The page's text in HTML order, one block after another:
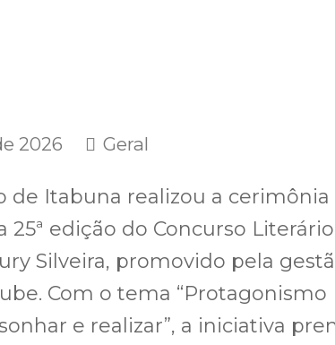
2026 Geral
de Itabuna realizou a cerimônia
25ª edição do Concurso Literário
Silveira, promovido pela
Com o tema “Protagonismo
e realizar”, a iniciativa